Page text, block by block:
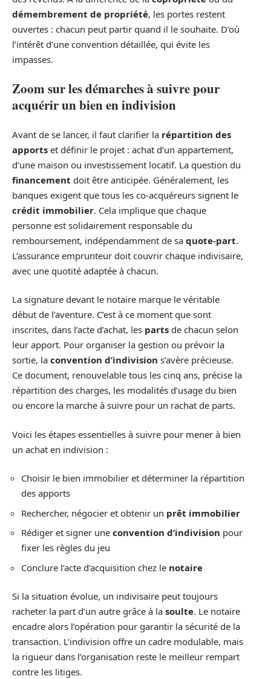
démembrement de propriété, les portes restent
ouvertes : chacun peut partir quand il le souhaite. D’où
l’intérêt d’une convention détaillée, qui évite les
impasses.
Zoom sur les démarches à suivre pour
acquérir un bien en indivision
Avant de se lancer, il faut clarifier la répartition des
apports et définir le projet : achat d’un appartement,
d’une maison ou investissement locatif. La question du
financement doit être anticipée. Généralement, les
banques exigent que tous les co-acquéreurs signent le
crédit immobilier. Cela implique que chaque
personne est solidairement responsable du
remboursement, indépendamment de sa quote-part.
L’assurance emprunteur doit couvrir chaque indivisaire,
avec une quotité adaptée à chacun.
La signature devant le notaire marque le véritable
début de l’aventure. C’est à ce moment que sont
inscrites, dans l’acte d’achat, les parts de chacun selon
leur apport. Pour organiser la gestion ou prévoir la
sortie, la convention d’indivision s’avère précieuse.
Ce document, renouvelable tous les cinq ans, précise la
répartition des charges, les modalités d’usage du bien
ou encore la marche à suivre pour un rachat de parts.
Voici les étapes essentielles à suivre pour mener à bien
un achat en indivision :
Choisir le bien immobilier et déterminer la répartition
des apports
Rechercher, négocier et obtenir un prêt immobilier
Rédiger et signer une convention d’indivision pour
fixer les règles du jeu
Conclure l’acte d’acquisition chez le notaire
Si la situation évolue, un indivisaire peut toujours
racheter la part d’un autre grâce à la soulte. Le notaire
encadre alors l’opération pour garantir la sécurité de la
transaction. L’indivision offre un cadre modulable, mais
la rigueur dans l’organisation reste le meilleur rempart
contre les litiges.